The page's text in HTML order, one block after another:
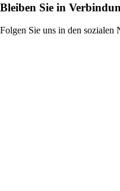
Bleiben Sie in
Folgen Sie uns in den sozialen